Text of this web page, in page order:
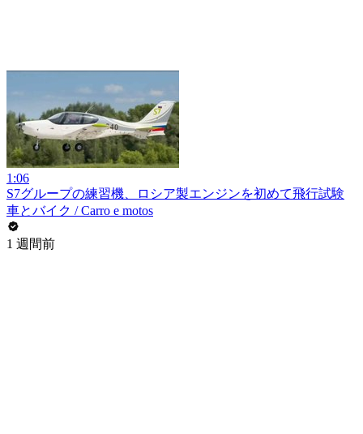
1:06
S7グループの練習機、ロシア製エンジンを初めて飛行試験
車とバイク / Carro e motos
1 週間前